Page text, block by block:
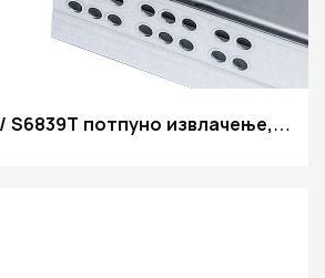
S6839T потпуно извлачење,